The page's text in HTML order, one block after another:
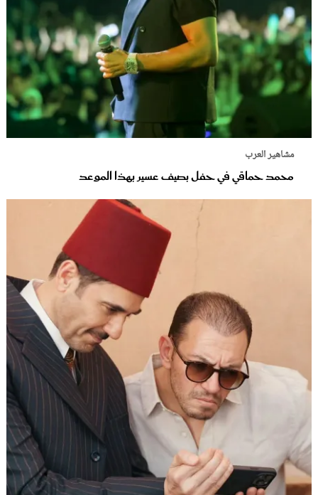
مشاهير العرب
محمد حماقي في حفل بصيف عسير بهذا الموعد